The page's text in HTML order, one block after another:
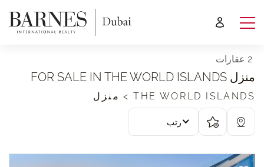
2 عقارات
منزل FOR SALE IN THE WORLD ISLANDS
THE WORLD ISLANDS > منزل
رتب